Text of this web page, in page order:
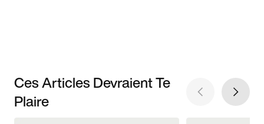
Ces Articles Devraient Te
Plaire